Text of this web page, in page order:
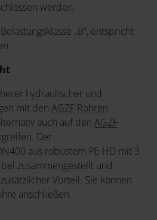
werden.
„B“, entspricht
hydraulischer und
mit den AGZF Rohren
auch auf den AGZF
Der
aus robustem PE-HD mit 3
zusammengestellt und
Vorteil: Sie können
anschließen.